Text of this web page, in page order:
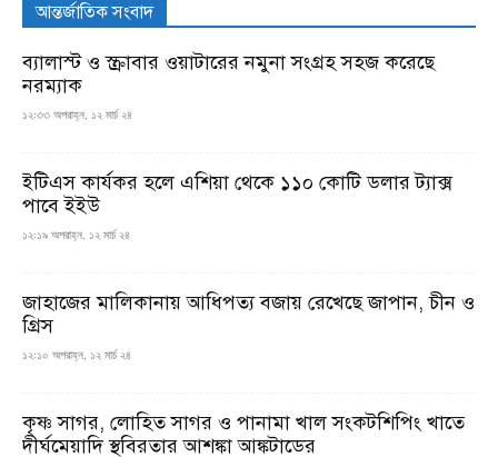
আন্তর্জাতিক সংবাদ
ব্যালাস্ট ও স্ক্রাবার ওয়াটারের নমুনা সংগ্রহ সহজ করেছে
নরম্যাক
১২:৩৩ অপরাহ্ন, ১২ মার্চ ২৪
ইটিএস কার্যকর হলে এশিয়া থেকে ১১০ কোটি ডলার ট্যাক্স
পাবে ইইউ
১২:১৯ অপরাহ্ন, ১২ মার্চ ২৪
জাহাজের মালিকানায় আধিপত্য বজায় রেখেছে জাপান, চীন ও
গ্রিস
১২:১০ অপরাহ্ন, ১২ মার্চ ২৪
কৃষ্ণ সাগর, লোহিত সাগর ও পানামা খাল সংকটশিপিং খাতে
দীর্ঘমেয়াদি স্থবিরতার আশঙ্কা আঙ্কটাডের